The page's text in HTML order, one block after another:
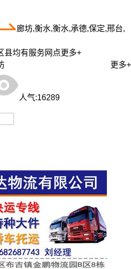
廊坊,衡水,衡水,承德,保定,邢台,
县均有服务网点更多+
更多+
人气:16289